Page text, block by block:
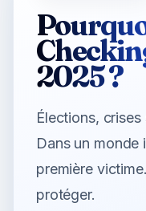
2025 ?
Élections,
Dans un monde
première
protéger.